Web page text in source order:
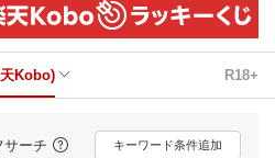
雑誌読み放題
楽天ミュージック
動画配信
楽天TV
Kobo) R18+
サーチ キーワード条件追加